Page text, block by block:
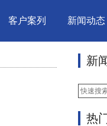
客户案列 新闻动态
新
热